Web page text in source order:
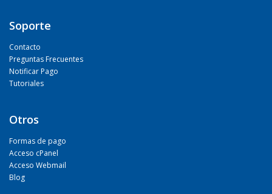
Soporte
Contacto
Preguntas Frecuentes
Notificar Pago
Tutoriales
Otros
Formas de pago
Acceso cPanel
Acceso Webmail
Blog